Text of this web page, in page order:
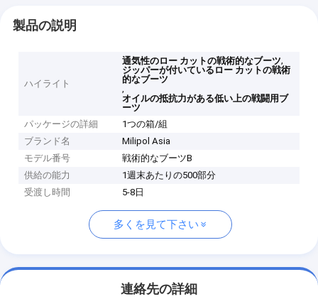
製品の説明
ハイライト
通気性のロー カットの戦術的なブーツ,
ジッパーが付いているロー カットの戦術
的なブーツ
,
オイルの抵抗力がある低い上の戦闘用ブ
ーツ
パッケージの詳細
1つの箱/組
ブランド名
Milipol Asia
モデル番号
戦術的なブーツB
供給の能力
1週末あたりの500部分
受渡し時間
5-8日
多くを見て下さい
連絡先の詳細